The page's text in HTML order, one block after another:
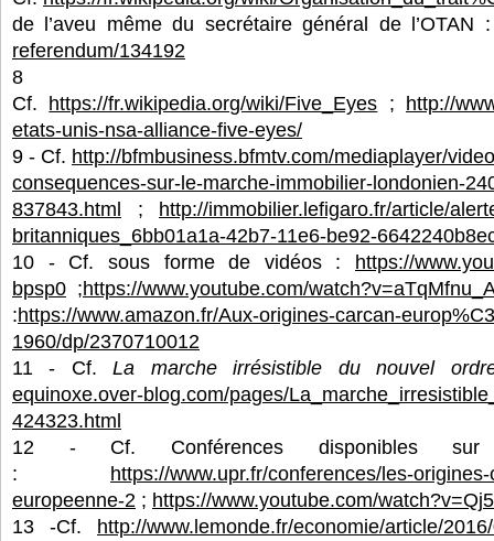
de l’aveu même du secrétaire général de l’OTAN
referendum/134192
8
Cf. https://fr.wikipedia.org/wiki/Five_Eyes ; http://
etats-unis-nsa-alliance-five-eyes/
9 - Cf. http://bfmbusiness.bfmtv.com/mediaplayer/
consequences-sur-le-marche-immobilier-londonien-
837843.html
; http://immobilier.lefigaro.fr/article/
britanniques_6bb01a1a-42b7-11e6-be92-
10 - Cf. sous forme de vidéos : https://
bpsp0 ;https://www.youtube.com/
:https://www.amazon.fr/Aux-origines-carcan-
1960/dp/2370710012
11 - Cf.La marche irrésistible du nouvel
equinoxe.over-blog.com/pages/
424323.html
12 - Cf. Conférences disponibles
: https://www.upr.fr/conferences/les-
europeenne-2 ; https://www.youtube.com/
13 -Cf. http://www.lemonde.fr/economie/article/